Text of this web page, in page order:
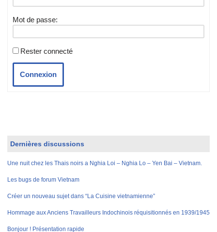
Mot de passe:
Rester connecté
Connexion
Dernières discussions
Une nuit chez les Thais noirs a Nghia Loi – Nghia Lo – Yen Bai – Vietnam.
Les bugs de forum Vietnam
Créer un nouveau sujet dans “La Cuisine vietnamienne”
Hommage aux Anciens Travailleurs Indochinois réquisitionnés en 1939/1945
Bonjour ! Présentation rapide